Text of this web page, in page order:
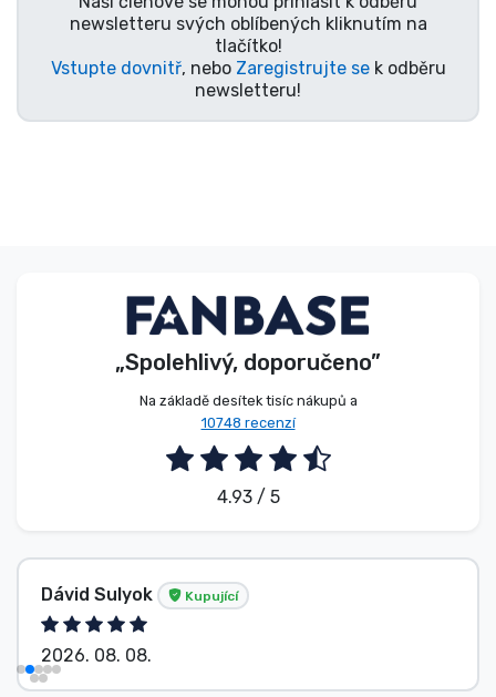
newsletteru svých oblíbených kliknutím na
tlačítko!
Vstupte dovnitř, nebo Zaregistrujte sek odběru
newsletteru!
„Spolehlivý, doporučeno”
Na základě desítek tisíc nákupů a
10748 recenzí
4.93 / 5
Dávid Sulyok Kupující
2026. 08. 08.
Anime věci
Hráčské věci